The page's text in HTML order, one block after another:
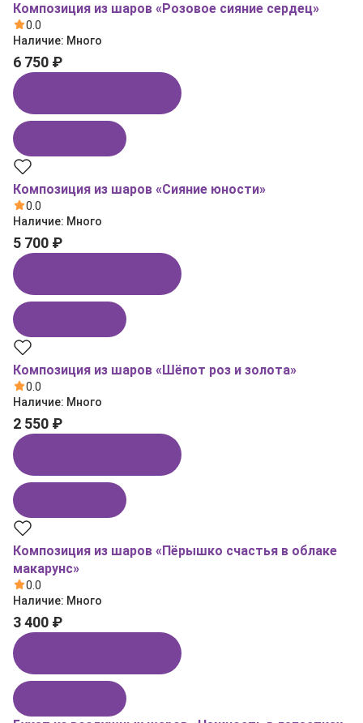
Композиция из шаров «Розовое сияние сердец»
0.0
Наличие: Много
6 750 ₽
Композиция из шаров «Сияние юности»
0.0
Наличие: Много
5 700 ₽
Композиция из шаров «Шёпот роз и золота»
0.0
Наличие: Много
2 550 ₽
Композиция из шаров «Пёрышко счастья в облаке
макарунс»
0.0
Наличие: Много
3 400 ₽